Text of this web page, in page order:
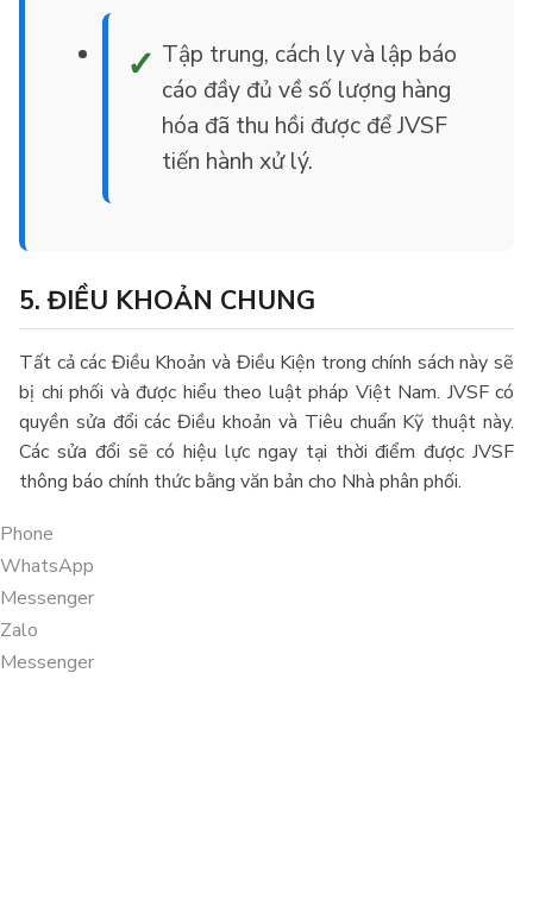
Tập trung, cách ly và lập báo
cáo đầy đủ về số lượng hàng
hóa đã thu hồi được để JVSF
tiến hành xử lý.
5. ĐIỀU KHOẢN CHUNG
Tất cả các Điều Khoản và Điều Kiện trong chính sách này sẽ
bị chi phối và được hiểu theo luật pháp Việt Nam. JVSF có
quyền sửa đổi các Điều khoản và Tiêu chuẩn Kỹ thuật này.
Các sửa đổi sẽ có hiệu lực ngay tại thời điểm được JVSF
thông báo chính thức bằng văn bản cho Nhà phân phối.
Phone
WhatsApp
Messenger
Zalo
Messenger